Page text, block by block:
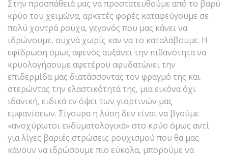
Στην προσπάθειά μας να προστατευθούμε από το βαρύ
κρύο του χειμώνα, αρκετές φορές καταφεύγουμε σε
πολύ χοντρά ρούχα, γεγονός που μας κάνει να
ιδρώνουμε, συχνά χωρίς καν να το καταλάβουμε. Η
εφίδρωση όμως αφενός αυξάνει την πιθανότητα να
κρυολογήσουμε αφετέρου αφυδατώνει την
επιδερμίδα μας διατάσσοντας τον φραγμό της και
στερώντας την ελαστικότητά της, μια εικόνα όχι
ιδανική, ειδικά εν όψει των γιορτινών μας
εμφανίσεων. Σίγουρα η λύση δεν είναι να βγούμε
«ανοχύρωτοι ενδυματολογικά» στο κρύο όμως αντί
για λίγες βαριές στρώσεις ρουχισμού που θα μας
κάνουν να ιδρώσουμε πιο εύκολα, μπορούμε να